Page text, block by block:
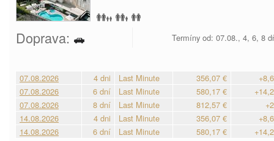
Doprava: Termíny od: 07.08., 4, 6, 8
07.08.2026 4 dni Last Minute 356,07 €
07.08.2026
6 dní Last Minute 580,17 €
07.08.2026
8 dní Last Minute 812,57 €
14.08.2026
4 dni Last Minute 356,07 €
14.08.2026
6 dní Last Minute 580,17 €